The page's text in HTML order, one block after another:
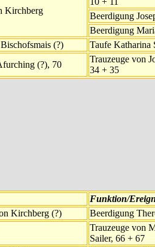
Kirchberg
Beerdigung
Beerdigung
(?)
Taufe Katharina
(?), 70
Trauzeuge von
34 + 35
Funktion/
Kirchberg (?)
Beerdigung
Trauzeuge von
Sailer, 66 + 67